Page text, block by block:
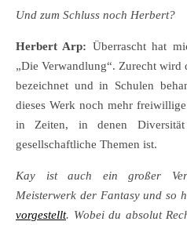
Und zum Schluss noch Herbert?
Herbert Arp: Überrascht hat
„Die Verwandlung“. Zurecht wird
bezeichnet und in Schulen
dieses Werk noch mehr
in Zeiten, in denen
gesellschaftliche Themen ist.
Kay ist auch ein großer
Meisterwerk der Fantasy und so
vorgestellt. Wobei du absolut